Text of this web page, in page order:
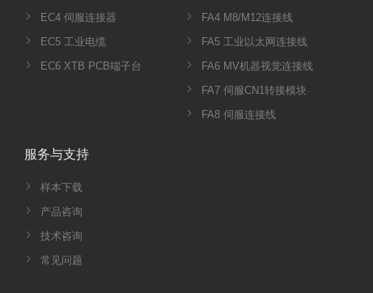
EC4 伺服连接器
EC5 工业电缆
EC6 XTB PCB端子台
FA4 M8/M12连接线
FA5 工业以太网连接线
FA6 MV机器视觉连接线
FA7 伺服CN1转接模块
FA8 伺服连接线
服务与支持
样本下载
产品咨询
技术咨询
常见问题